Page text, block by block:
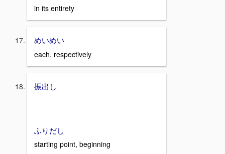
in its entirety
めいめい
each, respectively
振出し
ふりだし
starting point, beginning